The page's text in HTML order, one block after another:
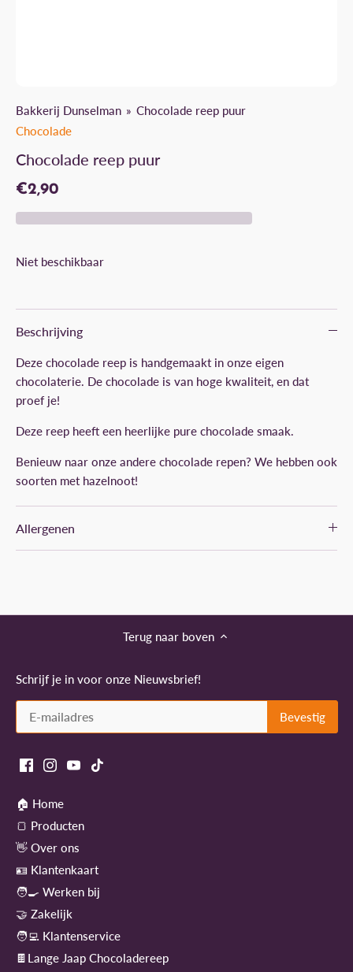
Bakkerij Dunselman
Chocolade reep puur
Chocolade
Chocolade reep puur
€2,90
Niet beschikbaar
Beschrijving
Deze chocolade reep is handgemaakt in onze eigen
chocolaterie. De chocolade is van hoge kwaliteit, en dat
proef je!
Deze reep heeft een heerlijke pure chocolade smaak.
Benieuw naar onze andere chocolade repen? We hebben ook
soorten met hazelnoot!
Allergenen
Terug naar boven
Schrijf je in voor onze Nieuwsbrief!
🏠 Home
🍞 Producten
👋 Over ons
🪪 Klantenkaart
🧑‍🍳 Werken bij
🤝 Zakelijk
🧑‍💻 Klantenservice
🍫Lange Jaap Chocoladereep